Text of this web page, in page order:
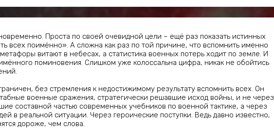
Проста по своей очевидной цели – ещё раз показать истинных
всех поимённо». А сложна как раз по той причине, что вспомнить именно
витают в небесах, а статистика военных потерь ходит по земле. И
поминовения. Слишком уже колоссальна цифра, никак не обойтись
без стремления к недостижимому результату вспомнить всех. Он
военные сражения, стратегически решавшие исход войны, и не через
составной частью современных учебников по военной тактике, а через
в реальной ситуации. Через героические поступки. Ведь давно известно,
дороже, чем слова.